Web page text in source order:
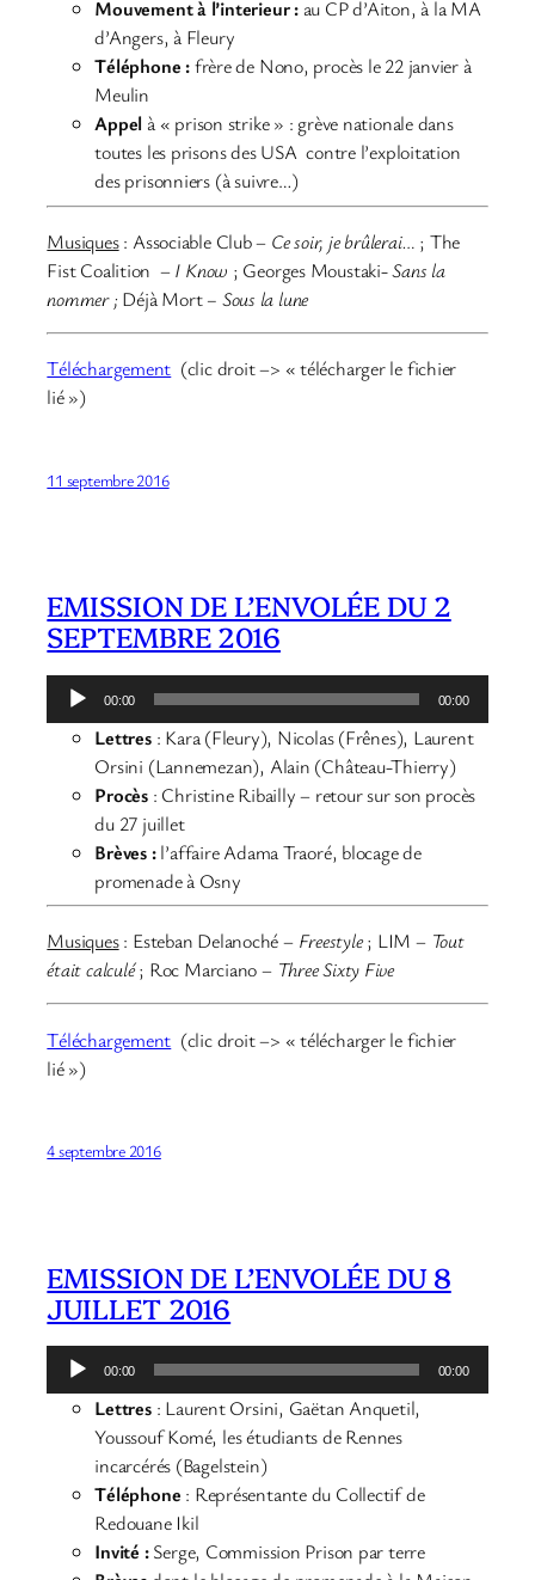
Mouvement à l’interieur :au CP d’Aiton, à la MA
d’Angers, à Fleury
Téléphone :frère de Nono, procès le 22 janvier à
Meulin
Appelà « prison strike » : grève nationale dans
toutes les prisons des USA contre l’exploitation
des prisonniers (à suivre…)
Musiques: Associable Club– Ce soir, je brûlerai… ; The
Fist Coalition –I Know ; Georges Moustaki-Sans la
nommer ; Déjà Mort– Sous la lune
Téléchargement (clic droit –> « télécharger le fichier
lié »)
11 septembre 2016
EMISSION DE L’ENVOLÉE DU 2
SEPTEMBRE 2016
Lecteur
audio
00:00 00:00
Lettres: Kara (Fleury), Nicolas (Frênes), Laurent
Orsini (Lannemezan), Alain (Château-Thierry)
Procès : Christine Ribailly – retour sur son procès
du 27 juillet
Brèves :l’affaire Adama Traoré, blocage de
promenade à Osny
Musiques: Esteban Delanoché– Freestyle; LIM– Tout
était calculé; Roc Marciano – Three Sixty Five
Téléchargement (clic droit –> « télécharger le fichier
lié »)
4 septembre 2016
EMISSION DE L’ENVOLÉE DU 8
JUILLET 2016
Lecteur
audio
00:00 00:00
Lettres: Laurent Orsini, Gaëtan Anquetil,
Youssouf Komé, les étudiants de Rennes
incarcérés (Bagelstein)
Téléphone : Représentante du Collectif de
Redouane Ikil
Invité :Serge, Commission Prison par terre